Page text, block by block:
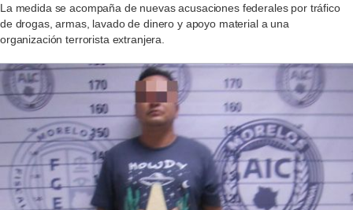
La medida se acompaña de nuevas acusaciones federales por tráfico
de drogas, armas, lavado de dinero y apoyo material a una
organización terrorista extranjera.